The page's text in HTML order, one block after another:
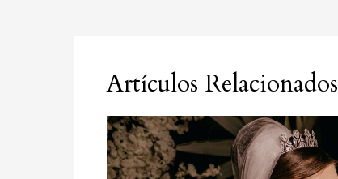
Artículos Relacionados